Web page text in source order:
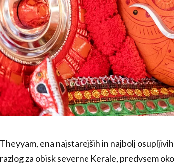
Theyyam, ena najstarejših in najbolj
razlog za obisk severne Kerale, predvsem